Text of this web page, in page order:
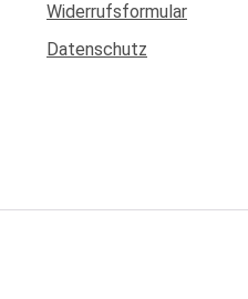
Widerrufsformular
Datenschutz